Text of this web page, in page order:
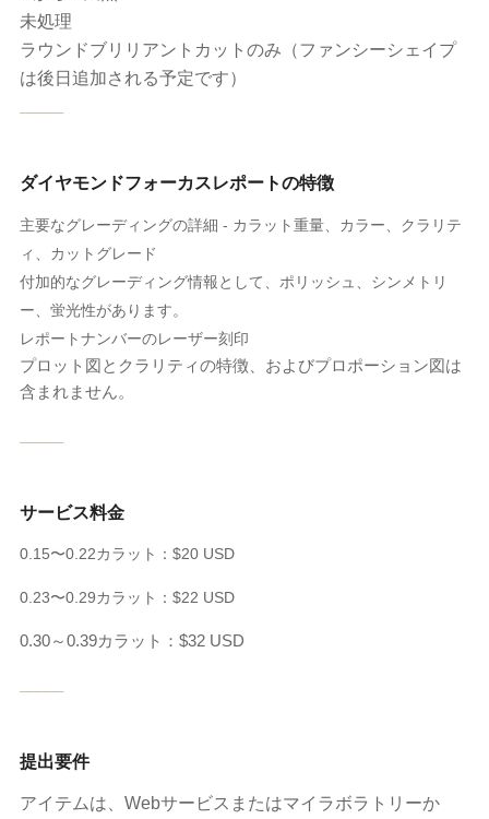
未処理
ラウンドブリリアントカットのみ（ファンシーシェイプ
は後日追加される予定です）
ダイヤモンドフォーカスレポートの特徴
主要なグレーディングの詳細 - カラット重量、カラー、クラリテ
ィ、カットグレード
付加的なグレーディング情報として、ポリッシュ、シンメトリ
ー、蛍光性があります。
レポートナンバーのレーザー刻印
プロット図とクラリティの特徴、およびプロポーション図は
含まれません。
サービス料金
0.15〜0.22カラット：$20 USD
0.23〜0.29カラット：$22 USD
0.30～0.39カラット：$32 USD
提出要件
アイテムは、Webサービスまたはマイラボラトリーか